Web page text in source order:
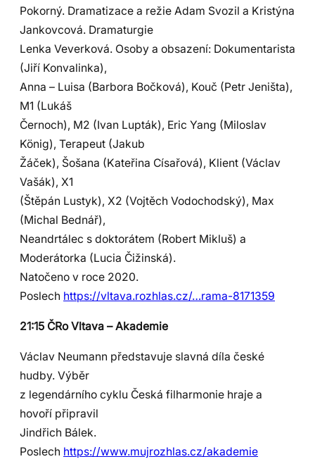
Pokorný. Dramatizace a režie Adam Svozil a Kristýna
Jankovcová. Dramaturgie
Lenka Veverková. Osoby a obsazení: Dokumentarista
(Jiří Konvalinka),
Anna – Luisa (Barbora Bočková), Kouč (Petr Jeništa),
M1 (Lukáš
Černoch), M2 (Ivan Lupták), Eric Yang (Miloslav
König), Terapeut (Jakub
Žáček), Šošana (Kateřina Císařová), Klient (Václav
Vašák), X1
(Štěpán Lustyk), X2 (Vojtěch Vodochodský), Max
(Michal Bednář),
Neandrtálec s doktorátem (Robert Mikluš) a
Moderátorka (Lucia Čižinská).
Natočeno v roce 2020.
Poslech https://vltava.rozhlas.cz/…rama-8171359
21:15 ČRo Vltava – Akademie
Václav Neumann představuje slavná díla české
hudby. Výběr
z legendárního cyklu Česká filharmonie hraje a
hovoří připravil
Jindřich Bálek.
Poslech https://www.mujrozhlas.cz/akademie